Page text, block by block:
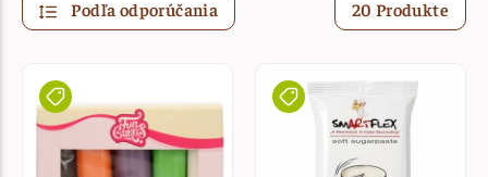
Podľa odporúčania 20 Produkte